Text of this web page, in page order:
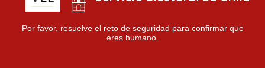
Por favor, resuelve el reto de seguridad para confirmar que
eres humano.